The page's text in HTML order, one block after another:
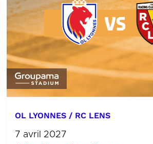
OL LYONNES / RC LENS
7 avril 2027